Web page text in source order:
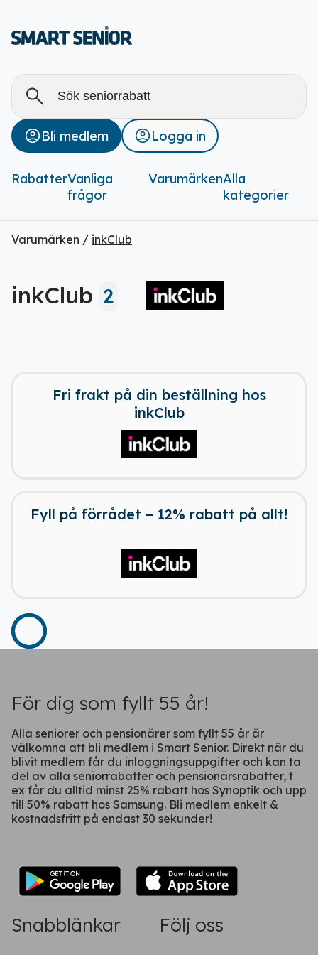
Alla
Rabatter (0)
Bli medlem Logga in
RabatterVanliga
frågor
VarumärkenAlla
kategorier
Varumärken / inkClub
inkClub 2
Fri frakt på din beställning hos
inkClub
Fyll på förrådet – 12% rabatt på allt!
För dig som fyllt 55 år!
Alla seniorer och pensionärer som fyllt 55 år är
välkomna att bli medlem i Smart Senior. Direkt när du
blivit medlem får du inloggningsuppgifter och kan ta
del av alla seniorrabatter och pensionärsrabatter, t
ex får du alltid minst 25% rabatt hos Synoptik och upp
till 50% rabatt hos Samsung. Bli medlem enkelt &
kostnadsfritt på endast 30 sekunder!
Snabblänkar Följ oss
Ladda ner vår app!
Få tillgång till alla rabatter i din
ficka